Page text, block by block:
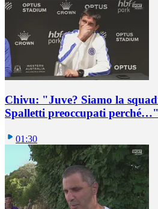
Chivu: "Juve? Siamo la
Spalletti preoccupati perché…"
01:30